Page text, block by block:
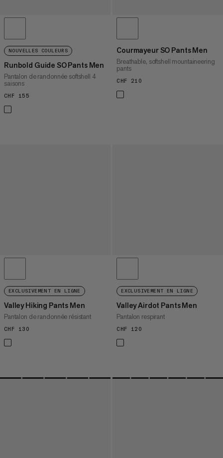
NOUVELLES COULEURS
Runbold Guide SO Pants Men
Pantalon de randonnée softshell 4
saisons
CHF 155
Courmayeur SO Pants Men
Breathable, softshell mountaineering
pants
CHF 210
EXCLUSIVEMENT EN LIGNE
Valley Hiking Pants Men
Pantalon de randonnée résistant
CHF 130
EXCLUSIVEMENT EN LIGNE
Valley Airdot Pants Men
Pantalon respirant
CHF 120